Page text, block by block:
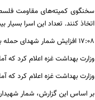
سخنگوی کمیته‌های مقاومت
اتخاذ کنند. تعداد این اسرا
۱۷:۰۸ افزایش شمار شهدای حمله به غزه به ۳۷۰ و مجروحان به ۲۲۰۰
وزارت بهداشت غزه اعلام کرد که
وزارت بهداشت غزه اعلام کرد که
بر اساس این گزارش، شمار شهیدان به ۳۷۰ فلسطینی و مجروحان به ۲۲۰۰